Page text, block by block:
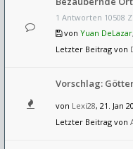
1 Antworten 10508
von Yuan DeLazar
Letzter Beitrag von
Vorschlag:
von Lexi28, 21. Jan
Letzter Beitrag von